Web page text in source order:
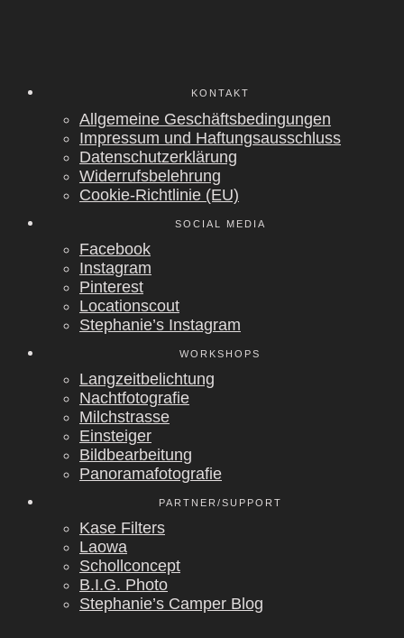
KON­TAKT
All­ge­mei­ne Geschäfts­be­din­gun­gen
Impres­sum und Haf­tungs­aus­schluss
Daten­schutz­er­klä­rung
Wider­rufs­be­leh­rung
Coo­kie-Rich­t­­li­­nie (EU)
SOCIAL MEDIA
Face­book
Insta­gram
Pin­te­rest
Loca­ti­ons­cout
Stephanie’s Insta­gram
WORK­SHOPS
Lang­zeit­be­lich­tung
Nacht­fo­to­gra­fie
Milch­stras­se
Ein­stei­ger
Bild­be­ar­bei­tung
Pan­ora­ma­fo­to­gra­fie
PARTNER/SUPPORT
Kase Fil­ters
Lao­wa
Scholl­con­cept
B.I.G. Pho­to
Stephanie’s Cam­per Blog